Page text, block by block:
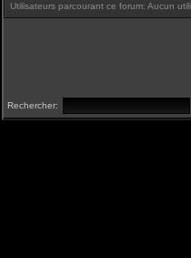
Utilisateurs parcourant ce forum: Aucun
Rechercher: